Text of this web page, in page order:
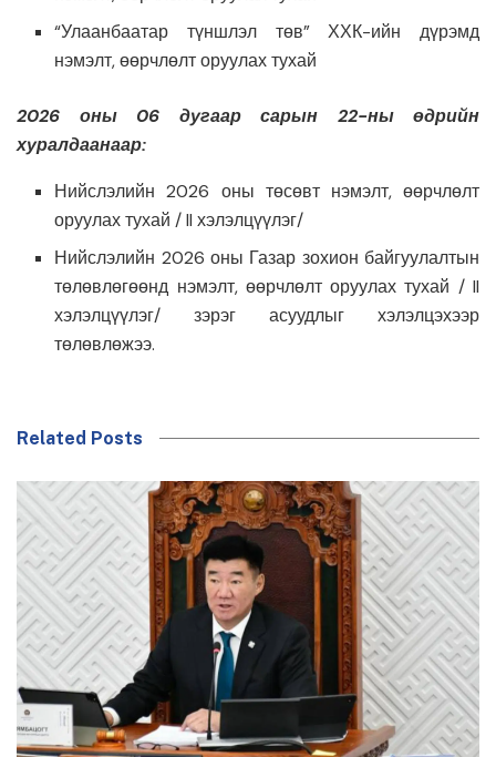
“Улаанбаатар түншлэл төв” ХХК-ийн дүрэмд
нэмэлт, өөрчлөлт оруулах тухай
2026 оны 06 дугаар сарын 22-ны өдрийн
хуралдаанаар:
Нийслэлийн 2026 оны төсөвт нэмэлт, өөрчлөлт
оруулах тухай / II хэлэлцүүлэг/
Нийслэлийн 2026 оны Газар зохион байгуулалтын
төлөвлөгөөнд нэмэлт, өөрчлөлт оруулах тухай / II
хэлэлцүүлэг/ зэрэг асуудлыг хэлэлцэхээр
төлөвлөжээ.
Related Posts